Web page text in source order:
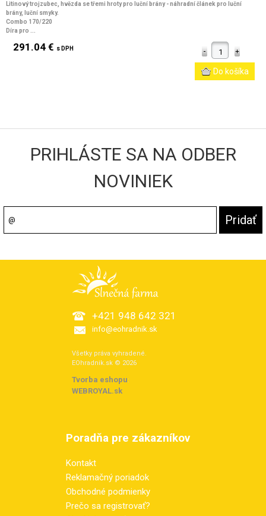
Litinový trojzubec, hvězda se třemi hroty pro luční brány - náhradní článek pro luční
brány, luční smyky.
Combo 170/220
Díra pro ...
291.04 € s DPH
PRIHLÁSTE SA NA ODBER
NOVINIEK
+421 948 642 321
info@eohradnik.sk
Všetky práva vyhradené.
EOhradnik.sk © 2026
Tvorba eshopu:
WEBROYAL.sk
Poradňa pre zákazníkov
Kontakt
Reklamačný poriadok
Obchodné podmienky
Prečo sa registrovať?